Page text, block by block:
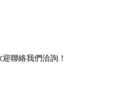
聯絡我們洽詢！